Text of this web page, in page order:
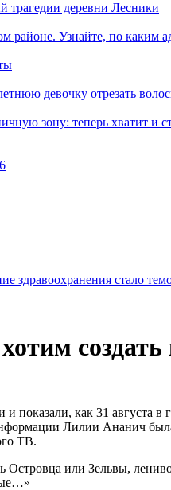
трагедии деревни Лесники
районе. Узнайте, по каким
девочку отрезать
зону: теперь хватит и
здравоохранения стало
создать
показали, как 31 августа
Лилии Ананич
ТВ.
или Зельвы,